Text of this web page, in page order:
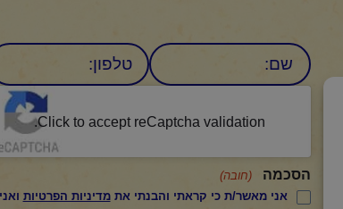
שם טלפון:
Click to accept reCaptcha validation.
הסכמה
(חובה)
אני מאשר/ת כי קראתי והבנתי אתמדיניות הפרטיות